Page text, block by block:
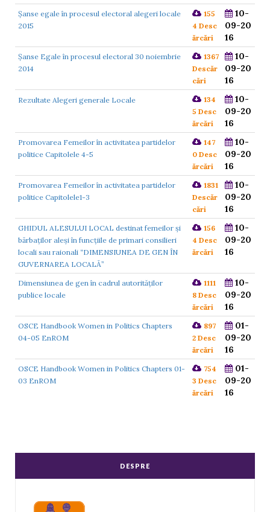
Șanse egale în procesul electoral alegeri locale
2015
155
4 Desc
ărcări
10-
09-20
16
Șanse Egale în procesul electoral 30 noiembrie
2014
1367
Descăr
cări
10-
09-20
16
Rezultate Alegeri generale Locale
134
5 Desc
ărcări
10-
09-20
16
Promovarea Femeilor în activitatea partidelor
politice Capitolele 4-5
147
0 Desc
ărcări
10-
09-20
16
Promovarea Femeilor în activitatea partidelor
politice Capitolele1-3
1831
Descăr
cări
10-
09-20
16
GHIDUL ALESULUI LOCAL destinat femeilor şi
bărbaţilor aleşi în funcţiile de primari consilieri
locali sau raionali “DIMENSIUNEA DE GEN ÎN
GUVERNAREA LOCALĂ”
156
4 Desc
ărcări
10-
09-20
16
Dimensiunea de gen în cadrul autorităţilor
publice locale
1111
8 Desc
ărcări
10-
09-20
16
OSCE Handbook Women in Politics Chapters
04-05 EnROM
897
2 Desc
ărcări
01-
09-20
16
OSCE Handbook Women in Politics Chapters 01-
03 EnROM
754
3 Desc
ărcări
01-
09-20
16
DESPRE